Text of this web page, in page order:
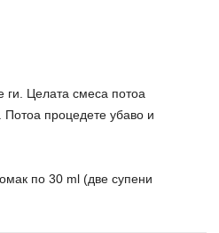
ги. Целата смеса потоа
Потоа процедете убаво и
по 30 ml (две супени